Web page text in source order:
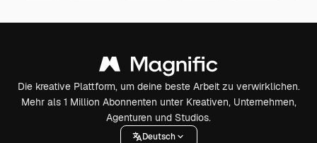
Die kreative Plattform, um deine beste Arbeit zu verwirklichen.
Mehr als 1 Million Abonnenten unter Kreativen, Unternehmen,
Agenturen und Studios.
Deutsch